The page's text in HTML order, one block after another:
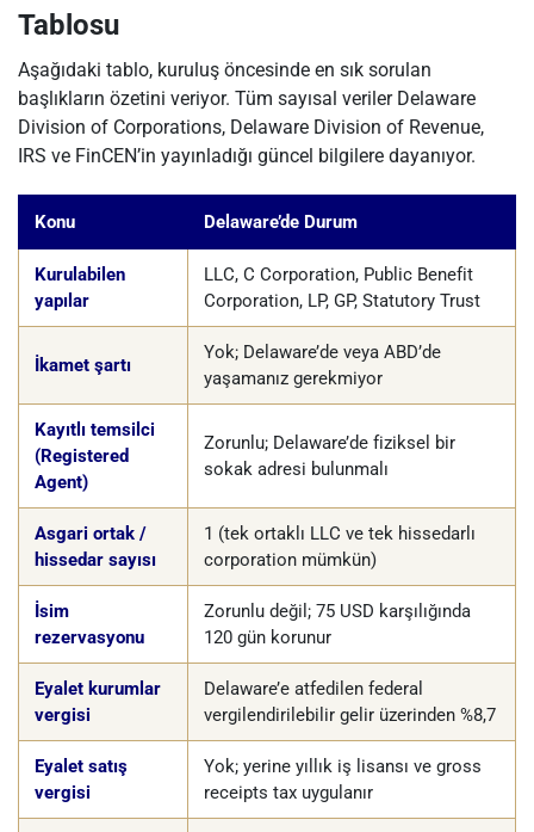
Tablosu
Aşağıdaki tablo, kuruluş öncesinde en sık sorulan
başlıkların özetini veriyor. Tüm sayısal veriler Delaware
Division of Corporations, Delaware Division of Revenue,
IRS ve FinCEN’in yayınladığı güncel bilgilere dayanıyor.
Konu Delaware’de Durum
Kurulabilen
yapılar
LLC, C Corporation, Public Benefit
Corporation, LP, GP, Statutory Trust
İkamet şartı
Yok; Delaware’de veya ABD’de
yaşamanız gerekmiyor
Kayıtlı temsilci
(Registered
Agent)
Zorunlu; Delaware’de fiziksel bir
sokak adresi bulunmalı
Asgari ortak /
hissedar sayısı
1 (tek ortaklı LLC ve tek hissedarlı
corporation mümkün)
İsim
rezervasyonu
Zorunlu değil; 75 USD karşılığında
120 gün korunur
Eyalet kurumlar
vergisi
Delaware’e atfedilen federal
vergilendirilebilir gelir üzerinden %8,7
Eyalet satış
vergisi
Yok; yerine yıllık iş lisansı ve gross
receipts tax uygulanır